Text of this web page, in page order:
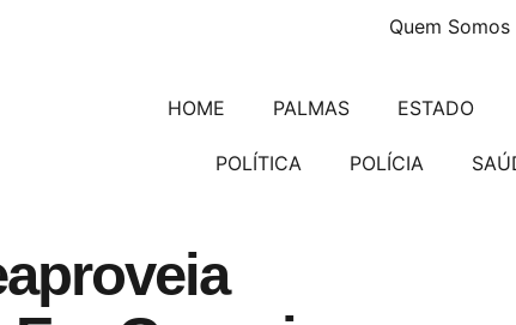
Quem Somos
HOME PALMAS ESTADO
POLÍTICA POLÍCIA